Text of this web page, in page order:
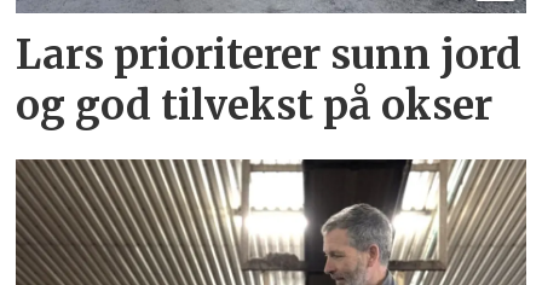
Lars prioriterer sunn jord
og god tilvekst på okser